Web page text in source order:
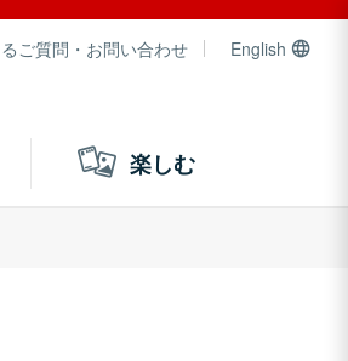
ご質問・お問い合わせ English
楽しむ